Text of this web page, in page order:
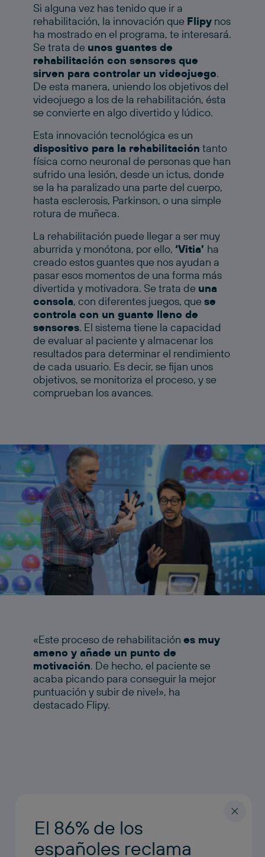
Si alguna vez has tenido que ir a
rehabilitación, la innovación que Flipy nos
ha mostrado en el programa, te interesará.
Se trata de unos guantes de
rehabilitación con sensores que
sirven para controlar un videojuego.
De esta manera, uniendo los objetivos del
videojuego a los de la rehabilitación, ésta
se convierte en algo divertido y lúdico.
Esta innovación tecnológica es un
dispositivo para la rehabilitación tanto
física como neuronal de personas que han
sufrido una lesión, desde un ictus, donde
se la ha paralizado una parte del cuerpo,
hasta esclerosis, Parkinson, o una simple
rotura de muñeca.
La rehabilitación puede llegar a ser muy
aburrida y monótona, por ello, ‘Vitia’ ha
creado estos guantes que nos ayudan a
pasar esos momentos de una forma más
divertida y motivadora. Se trata de una
consola, con diferentes juegos, que se
controla con un guante lleno de
sensores. El sistema tiene la capacidad
de evaluar al paciente y almacenar los
resultados para determinar el rendimiento
de cada usuario. Es decir, se fijan unos
objetivos, se monitoriza el proceso, y se
comprueban los avances.
«Este proceso de rehabilitación es muy
ameno y añade un punto de
motivación. De hecho, el paciente se
acaba picando para conseguir la mejor
puntuación y subir de nivel», ha
destacado Flipy.
Y como en Poder Canijo tan importante es
el comienzo como el final, Los Antílopez
El 86% de los
españoles reclama